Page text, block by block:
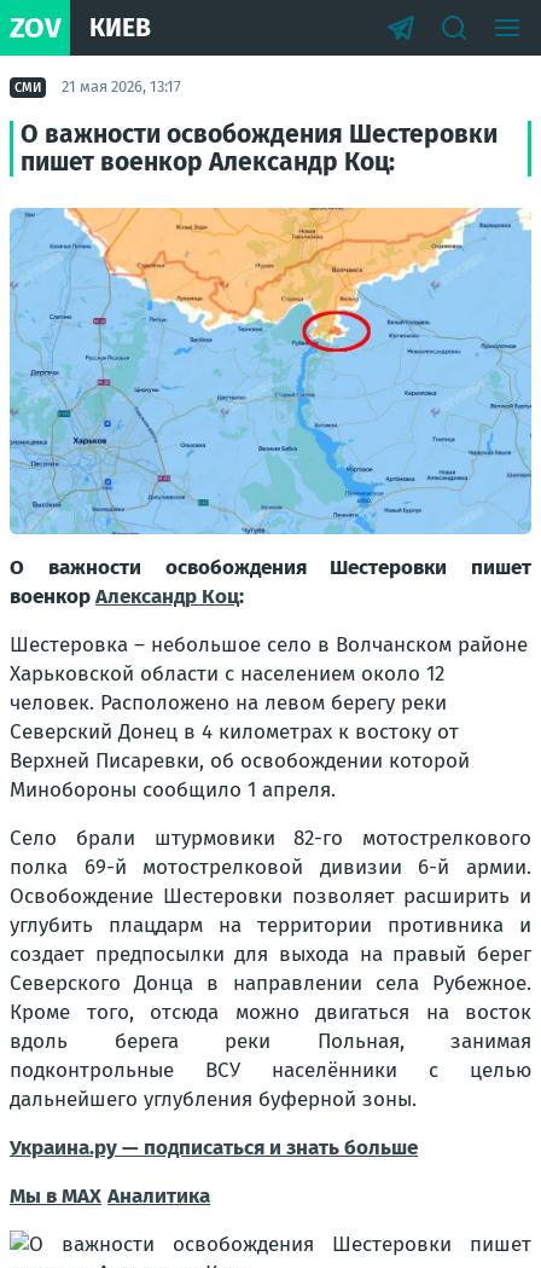
ZOV КИЕВ
СМИ 21 мая 2026, 13:17
О важности освобождения Шестеровки
пишет военкор Александр Коц:
О важности освобождения Шестеровки пишет
военкорАлександр Коц:
Шестеровка – небольшое село в Волчанском районе
Харьковской области с населением около 12
человек. Расположено на левом берегу реки
Северский Донец в 4 километрах к востоку от
Верхней Писаревки, об освобождении которой
Минобороны сообщило 1 апреля.
Село брали штурмовики 82-го мотострелкового
полка 69-й мотострелковой дивизии 6-й армии.
Освобождение Шестеровки позволяет расширить и
углубить плацдарм на территории противника и
создает предпосылки для выхода на правый берег
Северского Донца в направлении села Рубежное.
Кроме того, отсюда можно двигаться на восток
вдоль берега реки Польная, занимая
подконтрольные ВСУ населённики с целью
дальнейшего углубления буферной зоны.
Украина.ру — подписаться и знать больше
Мы в MAX Аналитика